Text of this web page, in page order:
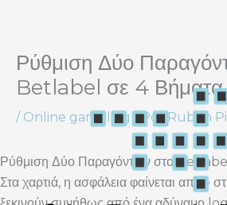
Ρύθμιση Δύο
Betlabel σε 4 Βήματα
/ Online gambling / Por Ruben
Ρύθμιση Δύο Παραγόντων στο
Στα χαρτιά, η ασφάλεια φαίνεται απλή·